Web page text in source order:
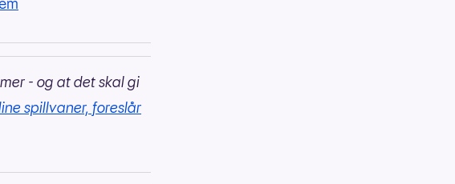
- og at det skal gi
spillvaner, foreslår